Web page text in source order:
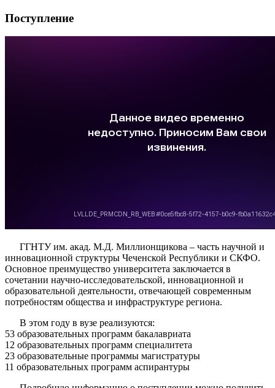
Поступление
ГГНТУ им. акад. М.Д. Миллионщикова – часть научной и
инновационной структуры Чеченской Республики и СКФО.
Основное преимущество университета заключается в
сочетании научно-исследовательской, инновационной и
образовательной деятельности, отвечающей современным
потребностям общества и инфраструктуре региона.
В этом году в вузе реализуются:
53 образовательных программ бакалавриата
12 образовательных программ специалитета
23 образовательные программы магистратуры
11 образовательных программ аспирантуры